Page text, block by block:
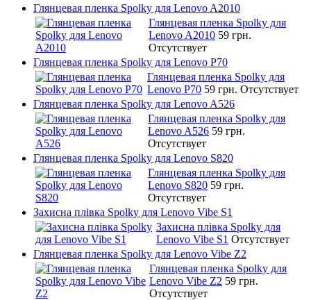
Глянцевая пленка Spolky для Lenovo A2010
Глянцевая пленка Spolky для
Lenovo A2010 59 грн.
Отсутствует
Глянцевая пленка Spolky для Lenovo P70
Глянцевая пленка Spolky для
Lenovo P70 59 грн. Отсутствует
Глянцевая пленка Spolky для Lenovo A526
Глянцевая пленка Spolky для
Lenovo A526 59 грн.
Отсутствует
Глянцевая пленка Spolky для Lenovo S820
Глянцевая пленка Spolky для
Lenovo S820 59 грн.
Отсутствует
Захисна плівка Spolky для Lenovo Vibe S1
Захисна плівка Spolky для
Lenovo Vibe S1 Отсутствует
Глянцевая пленка Spolky для Lenovo Vibe Z2
Глянцевая пленка Spolky для
Lenovo Vibe Z2 59 грн.
Отсутствует